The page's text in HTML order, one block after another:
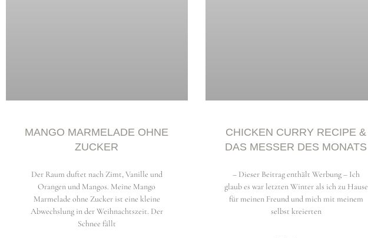
MANGO MARMELADE OHNE
ZUCKER
Der Raum duftet nach Zimt, Vanille und
Orangen und Mangos. Meine Mango
Marmelade ohne Zucker ist eine kleine
Abwechslung in der Weihnachtszeit. Der
Schnee fällt
CHICKEN CURRY RECIPE &
DAS MESSER DES MONATS
– Dieser Beitrag enthält Werbung – Ich
glaub es war letzten Winter als ich zu Hause
für meinen Freund und mich mit meinem
selbst kreierten